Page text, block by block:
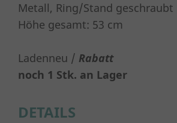
Metall, Ring/Stand geschraubt
Höhe gesamt: 53 cm
Ladenneu / Rabatt
noch 1 Stk. an Lager
DETAILS